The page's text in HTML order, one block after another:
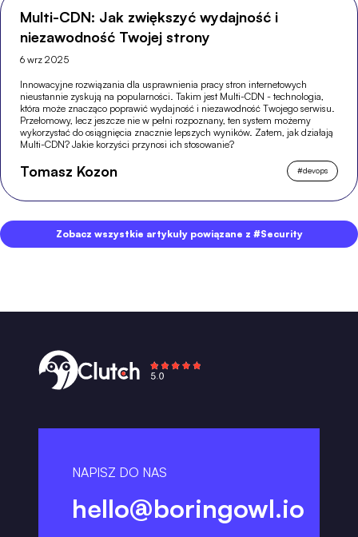
Multi-CDN: Jak zwiększyć wydajność i
niezawodność Twojej strony
6 wrz 2025
Innowacyjne rozwiązania dla usprawnienia pracy stron internetowych
nieustannie zyskują na popularności. Takim jest Multi-CDN - technologia,
która może znacząco poprawić wydajność i niezawodność Twojego serwisu.
Przełomowy, lecz jeszcze nie w pełni rozpoznany, ten system możemy
wykorzystać do osiągnięcia znacznie lepszych wyników. Zatem, jak działają
Multi-CDN? Jakie korzyści przynosi ich stosowanie?
Tomasz Kozon #devops
Zobacz wszystkie artykuły powiązane z #Security
NAPISZ DO NAS
hello@boringowl.io